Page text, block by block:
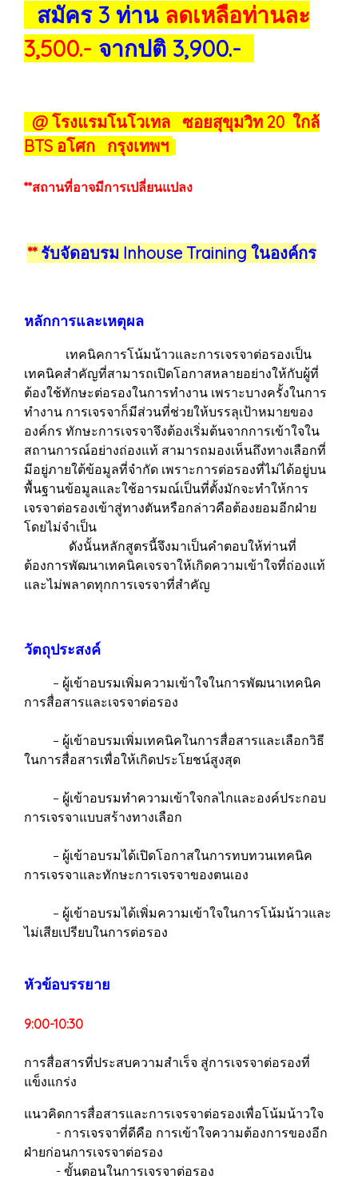
สมัคร 3 ท่าน ลดเหลือท่านละ
3,500.- จากปติ 3,900.-
@ โรงแรมโนโวเทล ซอยสุขุมวิท 20 ใกล้
BTS อโศก กรุงเทพฯ
**สถานที่อาจมีการเปลี่ยนแปลง
**รับจัดอบรม Inhouse Training ในองค์กร
หลักการและเหตุผล
เทคนิคการโน้มน้าวและการเจรจาต่อรองเป็น
เทคนิคสำคัญที่สามารถเปิดโอกาสหลายอย่างให้กับผู้ที่
ต้องใช้ทักษะต่อรองในการทำงาน เพราะบางครั้งในการ
ทำงาน การเจรจาก็มีส่วนที่ช่วยให้บรรลุเป้าหมายของ
องค์กร ทักษะการเจรจาจึงต้องเริ่มต้นจากการเข้าใจใน
สถานการณ์อย่างถ่องแท้ สามารถมองเห็นถึงทางเลือกที่
มีอยู่ภายใต้ข้อมูลที่จำกัด เพราะการต่อรองที่ไม่ได้อยู่บน
พื้นฐานข้อมูลและใช้อารมณ์เป็นที่ตั้งมักจะทำให้การ
เจรจาต่อรองเข้าสู่ทางตันหรือกล่าวคือต้องยอมอีกฝ่าย
โดยไม่จำเป็น
ดังนั้นหลักสูตรนี้จึงมาเป็นคำตอบให้ท่านที่
ต้องการพัฒนาเทคนิคเจรจาให้เกิดความเข้าใจที่ถ่องแท้
และไม่พลาดทุกการเจรจาที่สำคัญ
วัตถุประสงค์
– ผู้เข้าอบรมเพิ่มความเข้าใจในการพัฒนาเทคนิค
การสื่อสารและเจรจาต่อรอง
– ผู้เข้าอบรมเพิ่มเทคนิคในการสื่อสารและเลือกวิธี
ในการสื่อสารเพื่อให้เกิดประโยชน์สูงสุด
– ผู้เข้าอบรมทำความเข้าใจกลไกและองค์ประกอบ
การเจรจาแบบสร้างทางเลือก
– ผู้เข้าอบรมได้เปิดโอกาสในการทบทวนเทคนิค
การเจรจาและทักษะการเจรจาของตนเอง
– ผู้เข้าอบรมได้เพิ่มความเข้าใจในการโน้มน้าวและ
ไม่เสียเปรียบในการต่อรอง
หัวข้อบรรยาย
9:00-10:30
การสื่อสารที่ประสบความสำเร็จ สู่การเจรจาต่อรองที่
แข็งแกร่ง
แนวคิดการสื่อสารและการเจรจาต่อรองเพื่อโน้มน้าวใจ
- การเจรจาที่ดีคือ การเข้าใจความต้องการของอีก
ฝ่ายก่อนการเจรจาต่อรอง
- ขั้นตอนในการเจรจาต่อรอง